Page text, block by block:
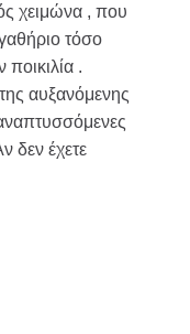
χειμώνα , που
τόσο
.
αυξανόμενης
δεν έχετε